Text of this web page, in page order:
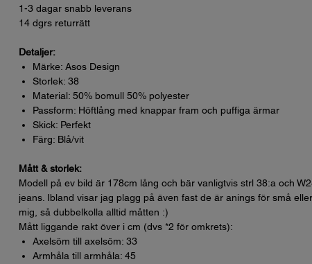
1-3 dagar snabb leverans
14 dgrs returrätt
Detaljer:
Märke: Asos Design
Storlek: 38
Material: 50% bomull 50% polyester
Passform: Höftlång med knappar fram och puffiga ärmar
Skick: Perfekt
Färg: Blå/vit
Mått & storlek:
Modell på ev bild är 178cm lång och bär vanligtvis strl 38:a och
jeans. Ibland visar jag plagg på även fast de är anings för små
mig, så dubbelkolla alltid måtten :)
Mått liggande rakt över i cm (dvs *2 för omkrets):
Axelsöm till axelsöm: 33
Armhåla till armhåla: 45